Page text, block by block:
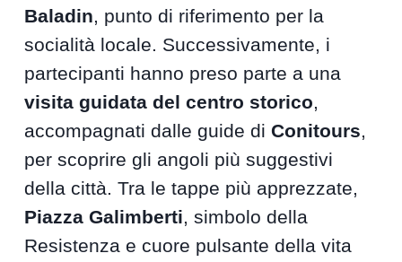
Baladin, punto di riferimento per la
socialità locale. Successivamente, i
partecipanti hanno preso parte a una
visita guidata del centro storico,
accompagnati dalle guide diConitours,
per scoprire gli angoli più suggestivi
della città. Tra le tappe più apprezzate,
Piazza Galimberti, simbolo della
Resistenza e cuore pulsante della vita